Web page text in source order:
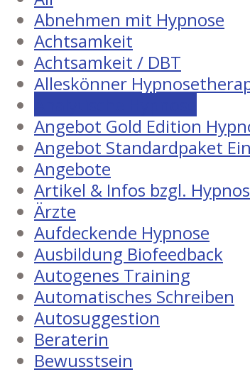
Abnehmen mit Hypnose
Achtsamkeit
Achtsamkeit / DBT
Alleskönner
Angebot Gold Edition
Angebot Standardpaket
Angebote
Artikel & Infos bzgl.
Ärzte
Aufdeckende Hypnose
Ausbildung Biofeedback
Autogenes Training
Automatisches Schreiben
Autosuggestion
Beraterin
Bewusstsein